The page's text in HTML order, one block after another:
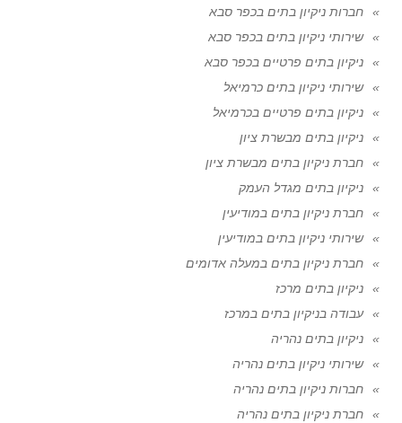
חברות ניקיון בתים בכפר סבא
שירותי ניקיון בתים בכפר סבא
ניקיון בתים פרטיים בכפר סבא
שירותי ניקיון בתים כרמיאל
ניקיון בתים פרטיים בכרמיאל
ניקיון בתים מבשרת ציון
חברת ניקיון בתים מבשרת ציון
ניקיון בתים מגדל העמק
חברת ניקיון בתים במודיעין
שירותי ניקיון בתים במודיעין
חברת ניקיון בתים במעלה אדומים
ניקיון בתים מרכז
עבודה בניקיון בתים במרכז
ניקיון בתים נהריה
שירותי ניקיון בתים נהריה
חברות ניקיון בתים נהריה
חברת ניקיון בתים נהריה